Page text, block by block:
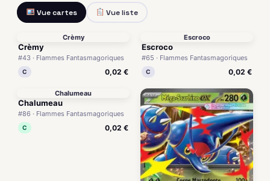
Vue cartes Vue liste
Crèmy
Crèmy
#43 · Flammes Fantasmagoriques
C 0,02 €
Escroco
Escroco
#65 · Flammes Fantasmagoriques
C 0,02 €
Chalumeau
Chalumeau
#86 · Flammes Fantasmagoriques
C 0,02 €